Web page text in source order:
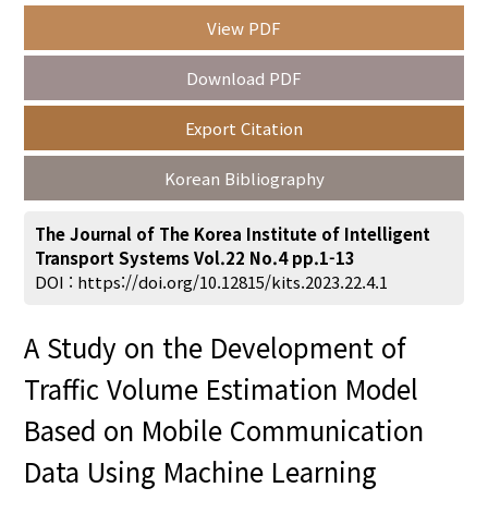
Year(s) :
to
Adode Reader(link)
View PDF
Download PDF
Export Citation
Korean Bibliography
The Journal of The Korea Institute of Intelligent
Transport Systems Vol.22 No.4 pp.1-13
DOI : https://doi.org/10.12815/kits.2023.22.4.1
A Study on the Development of
Traffic Volume Estimation Model
Based on Mobile Communication
Data Using Machine Learning